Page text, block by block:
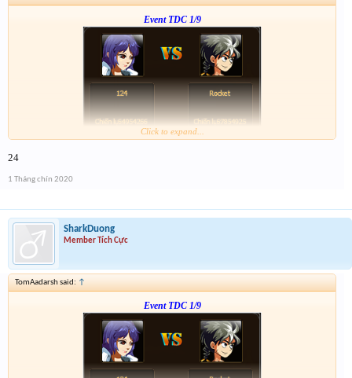
Event TDC 1/9
Click to expand...
24
1 Tháng chín 2020
SharkDuong
Member Tích Cực
TomAadarsh said: ↑
Event TDC 1/9